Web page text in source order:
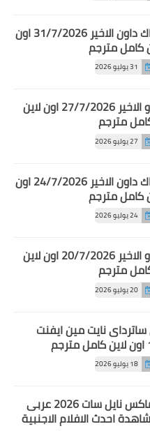
مشاهدة عرض سماك داون الاخير 31/7/2026 اون
كامل مترجم
31 يوليو 2026
مشاهدة عرض الرو الاخير 27/7/2026 اون لاين
مترجم
27 يوليو 2026
مشاهدة عرض سماك داون الاخير 24/7/2026 اون
كامل مترجم
24 يوليو 2026
مشاهدة عرض الرو الاخير 20/7/2026 اون لاين
مترجم
20 يوليو 2026
نايت مين ايفنت
18 يوليو 2026
ملف قنوات كيوماكس نايل سات 2026 عربى
احدث الافلام الاجنبية